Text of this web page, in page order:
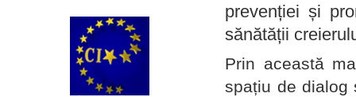
prevenției și
sănătății
Prin această
spațiu de dialog